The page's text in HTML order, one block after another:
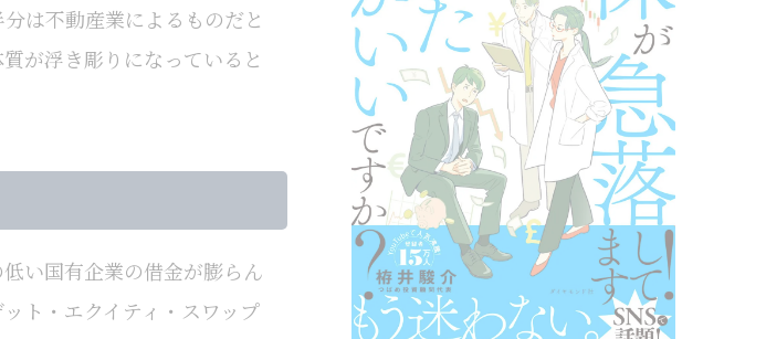
は不動産業によるものだと
が浮き彫りになっていると
い国有企業の借金が膨らん
ト・エクイティ・スワップ